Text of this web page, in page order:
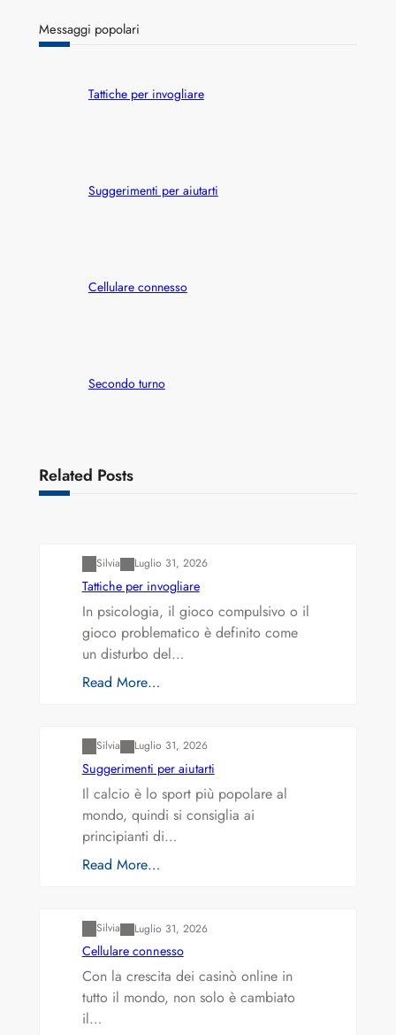
r
c
Messaggi popolari
Tattiche per invogliare
Suggerimenti per aiutarti
Cellulare connesso
Secondo turno
Related Posts
Silvia Luglio 31, 2026
Tattiche per invogliare
In psicologia, il gioco compulsivo o il
gioco problematico è definito come
un disturbo del…
Read More…
Silvia Luglio 31, 2026
Suggerimenti per aiutarti
Il calcio è lo sport più popolare al
mondo, quindi si consiglia ai
principianti di…
Read More…
Silvia Luglio 31, 2026
Cellulare connesso
Con la crescita dei casinò online in
tutto il mondo, non solo è cambiato
il…